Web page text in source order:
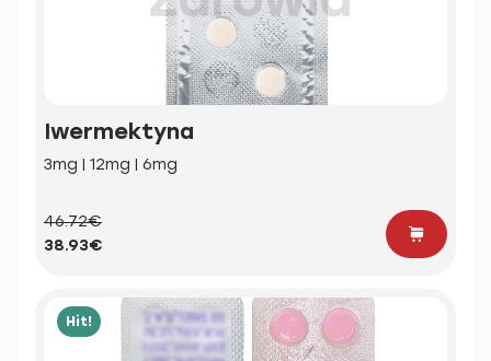
Iwermektyna
3mg | 12mg | 6mg
46.72€
38.93€
Hit!